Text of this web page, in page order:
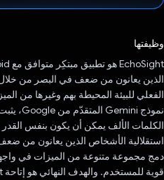
وظيفتها
الذين يعانون من ضعف في البصر من
الفعلي للبيئة المحيطة بهم وغيرها من
الكلمات الألف يمكن أن يكون بنفس القدر
استقلالية الأشخاص الذين يعانون من
دمج مجموعة متنوعة من الميزات في